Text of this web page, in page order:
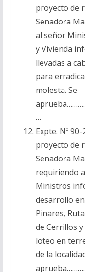
proyecto de
Senadora
al señor
y Vivienda
llevadas a
para
molesta. Se
…
Expte. Nº
proyecto de
Senadora
requiriendo
Ministros
desarrollo
Pinares,
de Cerrillos
loteo en
de la